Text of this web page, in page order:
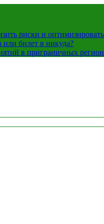
риски и
или билет в никуда?
в приграничных